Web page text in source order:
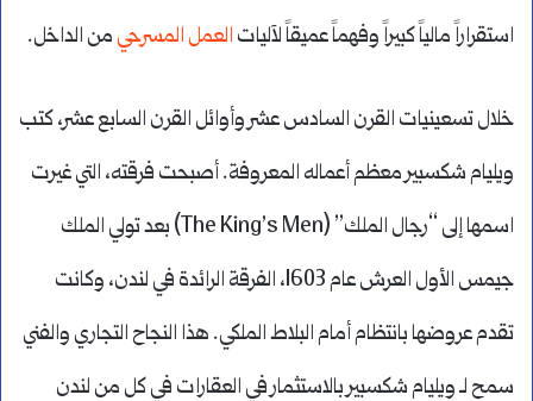
استقراراً مالياً كبيراً وفهماً عميقاً لآليات العمل المسرحي من الداخل.
خلال تسعينيات القرن السادس عشر وأوائل القرن السابع عشر، كتب
ويليام شكسبير معظم أعماله المعروفة. أصبحت فرقته، التي غيرت
اسمها إلى “رجال الملك” (The King’s Men) بعد تولي الملك
جيمس الأول العرش عام 1603، الفرقة الرائدة في لندن، وكانت
تقدم عروضها بانتظام أمام البلاط الملكي. هذا النجاح التجاري والفني
سمح لـ ويليام شكسبير بالاستثمار في العقارات في كل من لندن